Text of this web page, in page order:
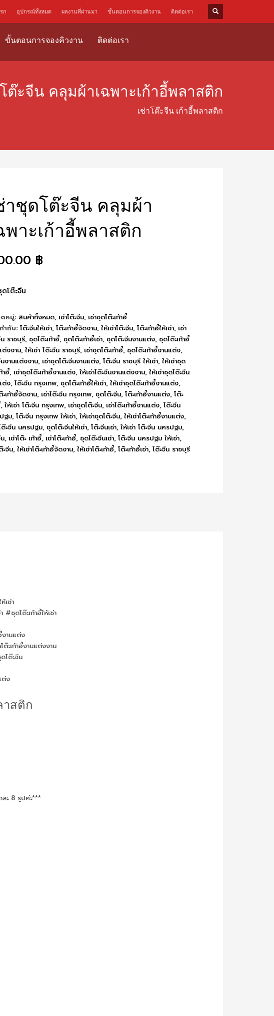
ก อุปกรณ์ทั้งหมด ผลงานที่ผ่านมา ขั้นตอนการจองคิวงาน ติดต่อเรา
ขั้นตอนการจองคิวงาน ติดต่อเรา
ต๊ะจีน คลุมผ้าเฉพาะเก้าอี้พลาสติก
เช่าโต๊ะจีน เก้าอี้พลาสติก
าชุดโต๊ะจีน คลุมผ้า
พาะเก้าอี้พลาสติก
฿
ดโต๊ะจีน
หมู่: สินค้าทั้งหมด, เช่าโต๊ะจีน, เช่าชุดโต๊ะเก้าอี้
ำกับ: โต๊ะจีนให้เช่า, โต๊ะเก้าอี้จัดงาน, ให้เช่าโต๊ะจีน, โต๊ะเก้าอี้ให้เช่า, เช่า
น ราชบุรี, ชุดโต๊ะเก้าอี้, ชุดโต๊ะเก้าอี้เช่า, ชุดโต๊ะจีนงานแต่ง, ชุดโต๊ะเก้าอี้
ต่งงาน, ให้เช่า โต๊ะจีน ราชบุรี, เช่าชุดโต๊ะเก้าอี้, ชุดโต๊ะเก้าอี้งานแต่ง,
นงานแต่งงาน, เช่าชุดโต๊ะจีนงานแต่ง, โต๊ะจีน ราชบุรี ให้เช่า, ให้เช่าชุด
าอี้, เช่าชุดโต๊ะเก้าอี้งานแต่ง, ให้เช่าโต๊ะจีนงานแต่งงาน, ให้เช่าชุดโต๊ะจีน
ต่ง, โต๊ะจีน กรุงเทพ, ชุดโต๊ะเก้าอี้ให้เช่า, ให้เช่าชุดโต๊ะเก้าอี้งานแต่ง,
ะเก้าอี้จัดงาน, เช่าโต๊ะจีน กรุงเทพ, ชุดโต๊ะจีน, โต๊ะเก้าอี้งานแต่ง, โต๊ะ
, ให้เช่า โต๊ะจีน กรุงเทพ, เช่าชุดโต๊ะจีน, เช่าโต๊ะเก้าอี้งานแต่ง, โต๊ะจีน
ฐม, โต๊ะจีน กรุงเทพ ให้เช่า, ให้เช่าชุดโต๊ะจีน, ให้เช่าโต๊ะเก้าอี้งานแต่ง,
ต๊ะจีน นครปฐม, ชุดโต๊ะจีนให้เช่า, โต๊ะจีนเช่า, ให้เช่า โต๊ะจีน นครปฐม,
, เช่าโต๊ะ เก้าอี้, เช่าโต๊ะเก้าอี้, ชุดโต๊ะจีนเช่า, โต๊ะจีน นครปฐม ให้เช่า,
ะจีน, ให้เช่าโต๊ะเก้าอี้จัดงาน, ให้เช่าโต๊ะเก้าอี้, โต๊ะเก้าอี้เช่า, โต๊ะจีน ราชบุรี
เช่า
#ชุดโต๊ะเก้าอี้ให้เช่า
งานแต่ง
ะเก้าอี้งานแต่งงาน
โต๊ะจีน
ต่ง
าสติก
ละ 8 รูปค่ะ***